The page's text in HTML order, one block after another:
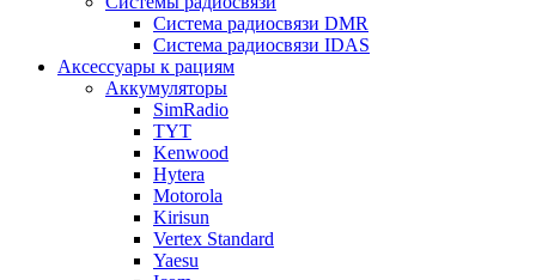
Система радиосвязи DMR
Система радиосвязи IDAS
Аксессуары к рациям
Аккумуляторы
SimRadio
TYT
Kenwood
Hytera
Motorola
Kirisun
Vertex Standard
Yaesu